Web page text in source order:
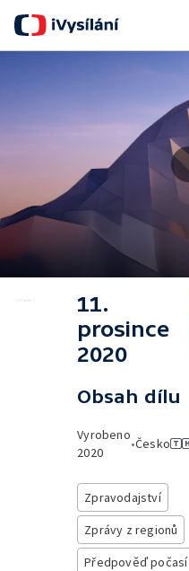
11.
prosince
2020
Obsah dílu
Vyrobeno
2020
•Česko
Zpravodajství
Zprávy z regionů
Předpověď počasí